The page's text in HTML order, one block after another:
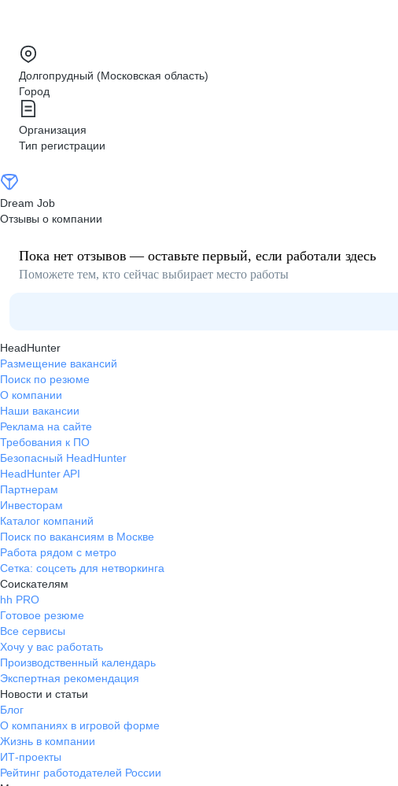
Долгопрудный (Московская область)
Город
Организация
Тип регистрации
Dream Job
Отзывы о компании
Пока нет отзывов — оставьте первый, если работали здесь
Поможете тем, кто сейчас выбирает место работы
HeadHunter
Размещение вакансий
Поиск по резюме
О компании
Наши вакансии
Реклама на сайте
Требования к ПО
Безопасный HeadHunter
HeadHunter API
Партнерам
Инвесторам
Каталог компаний
Поиск по вакансиям в Москве
Работа рядом с метро
Сетка: соцсеть для нетворкинга
Соискателям
hh PRO
Готовое резюме
Все сервисы
Хочу у вас работать
Производственный календарь
Экспертная рекомендация
Новости и статьи
Блог
О компаниях в игровой форме
Жизнь в компании
ИТ-проекты
Рейтинг работодателей России